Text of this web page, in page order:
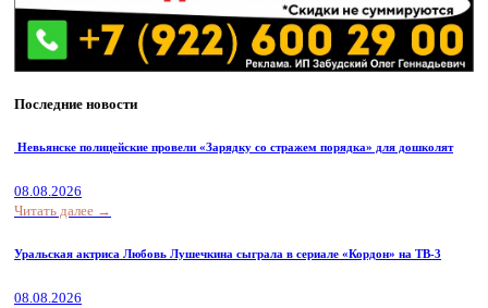
Последние новости
Невьянске полицейские провели «Зарядку со стражем порядка» для дошколят
08.08.2026
Читать далее →
Уральская актриса Любовь Лушечкина сыграла в сериале «Кордон» на ТВ-3
08.08.2026